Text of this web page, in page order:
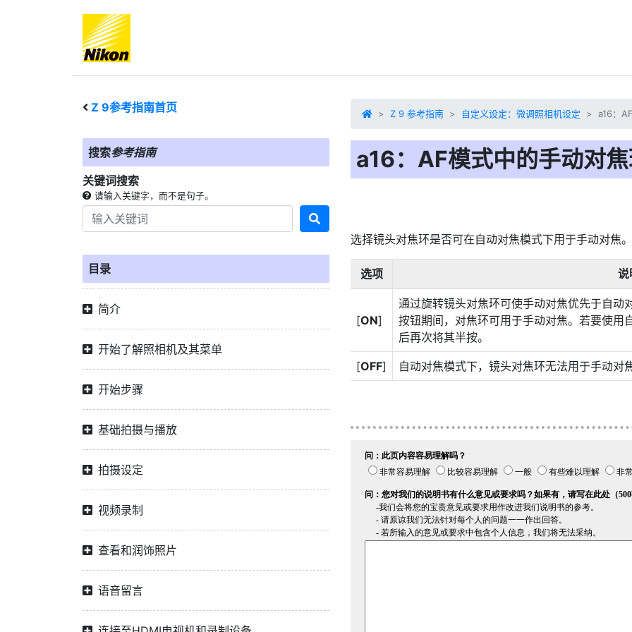
Z 9参考指南首页
搜索参考指南
关键词搜索
请输入关键字，而不是句子。
目录
简介
开始了解照相机及其菜单
开始步骤
基础拍摄与播放
拍摄设定
视频录制
查看和润饰照片
语音留言
Z 9 参考指南 自定义设定：微调照相机设定 a16：
a16：AF模式中的手动对
选择镜头对焦环是否可在自动对焦模式下用于手动对焦
选项 说
[ON]
通过旋转镜头对焦环可使手动对焦优先于自动
按钮期间，对焦环可用于手动对焦。若要使用
后再次将其半按。
[OFF] 自动对焦模式下，镜头对焦环无法用于手动对